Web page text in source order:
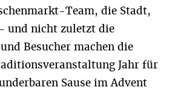
Team, die Stadt,
und nicht zuletzt die
Besucher machen die
Jahr für
Sause im Advent